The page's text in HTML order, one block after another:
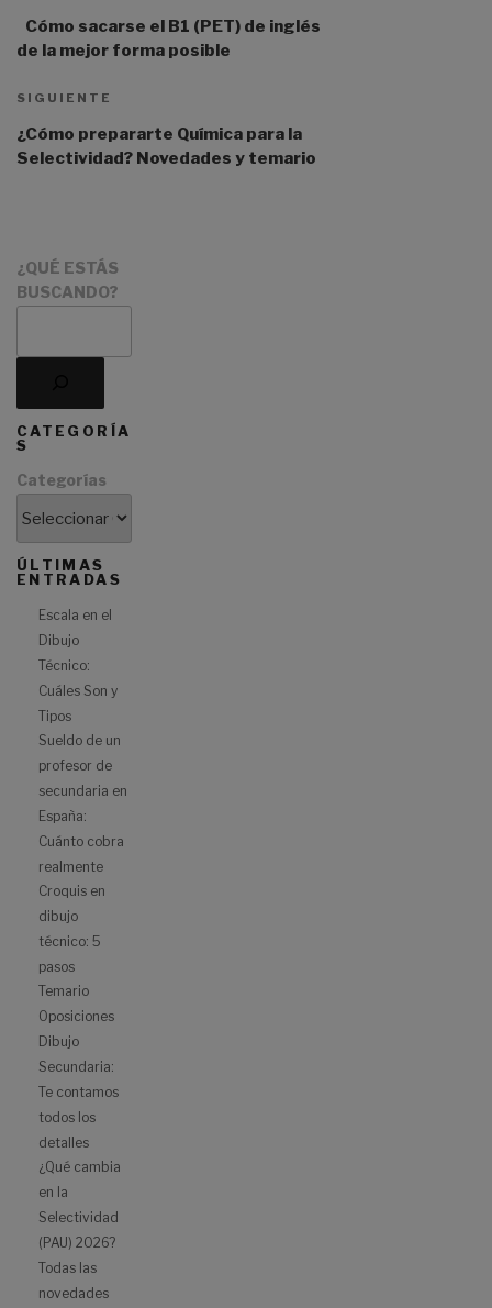
Cómo sacarse el B1 (PET) de inglés
de la mejor forma posible
SIGUIENTE
¿Cómo prepararte Química para la
Selectividad? Novedades y temario
¿QUÉ ESTÁS
BUSCANDO?
CATEGORÍA
S
Categorías
ÚLTIMAS
ENTRADAS
Escala en el
Dibujo
Técnico:
Cuáles Son y
Tipos
Sueldo de un
profesor de
secundaria en
España:
Cuánto cobra
realmente
Croquis en
dibujo
técnico: 5
pasos
Temario
Oposiciones
Dibujo
Secundaria:
Te contamos
todos los
detalles
¿Qué cambia
en la
Selectividad
(PAU) 2026?
Todas las
novedades